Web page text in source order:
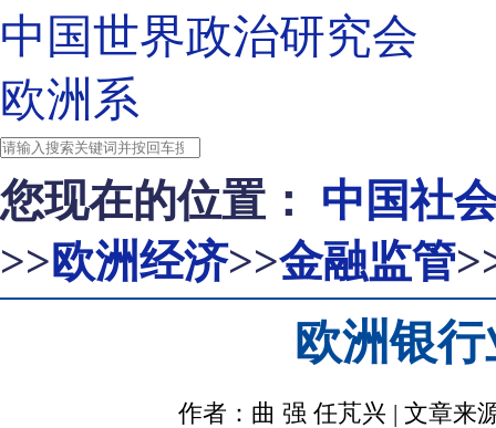
中国世界政治研究会
欧洲系
您现在的位置： 中国社
>>欧洲经济>>金融监管
欧洲银
作者：曲 强 任芃兴 | 文章来